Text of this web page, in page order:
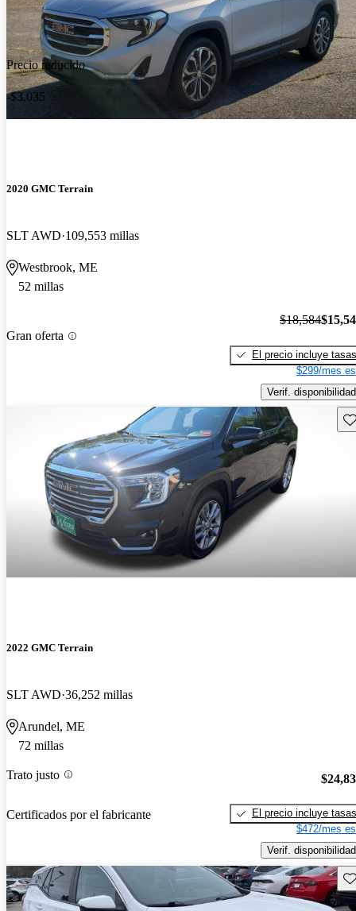
Precio reducido
-$3,035
2020 GMC Terrain
SLT AWD 109,553 millas
Westbrook, ME
52 millas
Gran oferta
$18,584
El precio incluye tasas
$299/mes
Verif. disponibilidad
2022 GMC Terrain
SLT AWD 36,252 millas
Arundel, ME
72 millas
Trato justo
Certificados por el fabricante
El precio incluye tasas
$472/mes
Verif. disponibilidad